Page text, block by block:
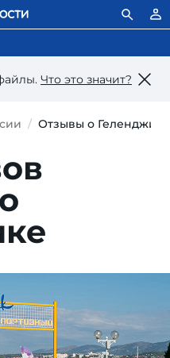
Что это значит?
Отзывы о Геленджике